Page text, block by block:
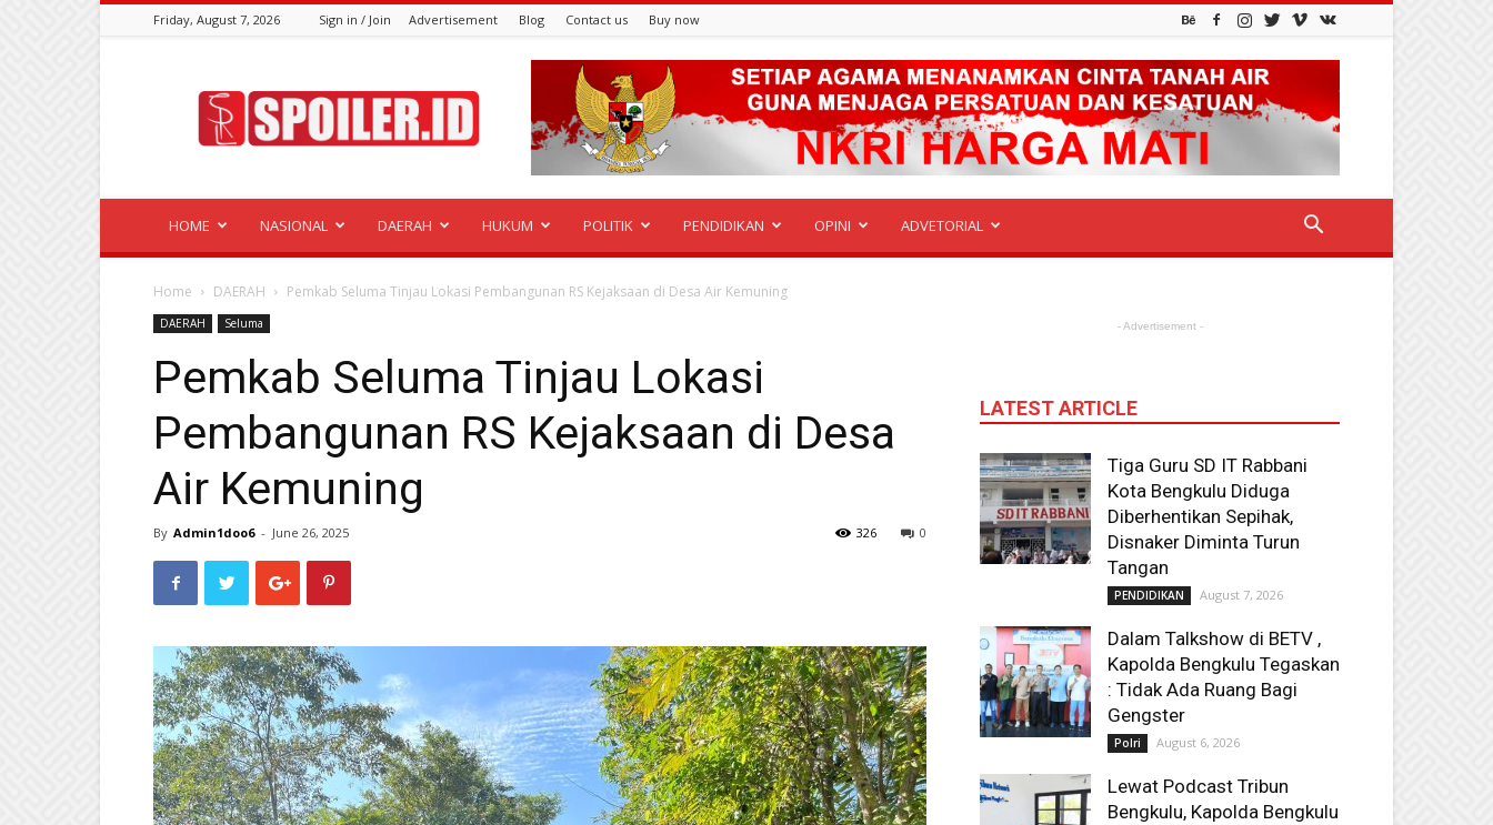
Friday, August 7, 2026 Sign in / Join Advertisement Blog Contact us Buy now
HOME NASIONAL DAERAH HUKUM POLITIK PENDIDIKAN OPINI ADVETORIAL
Home DAERAH Pemkab Seluma Tinjau Lokasi Pembangunan RS Kejaksaan di Desa Air Kemuning
DAERAH Seluma
Pemkab Seluma Tinjau Lokasi
Pembangunan RS Kejaksaan di Desa
Air Kemuning
By Admin1doo6 - June 26, 2025 0
326
- Advertisement -
LATEST ARTICLE
Tiga Guru SD IT Rabbani
Kota Bengkulu Diduga
Diberhentikan Sepihak,
Disnaker Diminta Turun
Tangan
PENDIDIKAN August 7, 2026
Dalam Talkshow di BETV ,
Kapolda Bengkulu Tegaskan
: Tidak Ada Ruang Bagi
Gengster
Polri August 6, 2026
Lewat Podcast Tribun
Bengkulu, Kapolda Bengkulu